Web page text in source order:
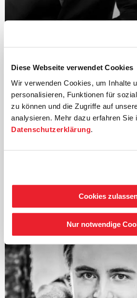
Diese Webseite verwendet Cookies
Wir verwenden Cookies, um Inhalte
personalisieren, Funktionen für
zu können und die Zugriffe auf
analysieren. Mehr dazu erfahren Sie
Datenschutzerklärung.
Cookies
Nur notwendige
Järvi ist seit 2004 Künstlerischer
Kammer­philharmonie Bremen.
Einer der vielen Höhepunkte dieser
waren die weltweit von Kritikern
gefeierten Aufführungen des
renommierte Jahrespreis der
eine intensive Beschäftigung mit
Werken Schumanns und Brahms,
ebenfalls vielfach ausgezeichnet. Ab
die zwölf Londoner Sinfonien von
Fokus und seit 2024 die intensive
mit den Sinfonien von Franz
Seit Beginn der Saison 2019/2020
Musikdirektor des Tonhalle-
ist er Gründer und Künstlerischer
Festival Orchestras und des Pärnu